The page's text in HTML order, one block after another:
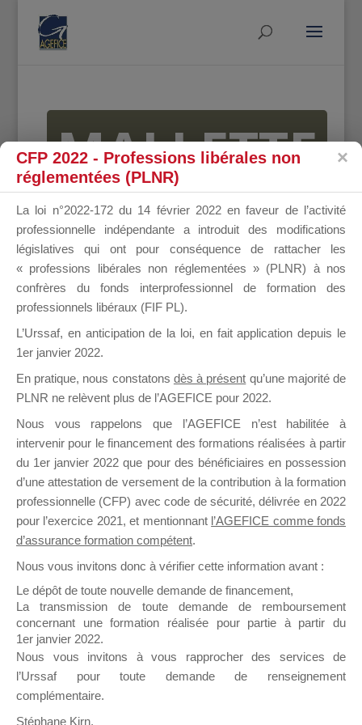
MALLETTE
DU
DIRIGEANT
il y a un mois
Ce groupe est destiné aux Organismes de
Formation qui souhaitent répondre à l’Appel à
Propositions Mallette du Dirigeant.
Ce groupe propose un forum dédié au support
sur lequel il est possible de laisser un message
ou poser une question.
NB : Il est nécessaire d’être
pouvoir rejoindre ce groupe
CFP 2022 - Professions libérales non
réglementées (PLNR)
La loi n°2022-172 du 14 février 2022 en faveur de l’activité
professionnelle indépendante a introduit des modifications
législatives qui ont pour conséquence de rattacher les
« professions libérales non réglementées » (PLNR) à nos
confrères du fonds interprofessionnel de formation des
professionnels libéraux (FIF PL).
L’Urssaf, en anticipation de la loi, en fait application depuis le
1er janvier 2022.
En pratique, nous constatons dès à présent qu’une majorité de
PLNR ne relèvent plus de l’AGEFICE pour 2022.
Nous vous rappelons que l’AGEFICE n’est habilitée à
intervenir pour le financement des formations réalisées à partir
du 1er janvier 2022 que pour des bénéficiaires en possession
d’une attestation de versement de la contribution à la formation
professionnelle (CFP) avec code de sécurité, délivrée en 2022
pour l’exercice 2021, et mentionnant l’AGEFICE comme fonds
d’assurance formation compétent.
Nous vous invitons donc à vérifier cette information avant :
Le dépôt de toute nouvelle demande de financement,
La transmission de toute demande de remboursement
concernant une formation réalisée pour partie à partir du
1er janvier 2022.
Nous vous invitons à vous rapprocher des services de
l’Urssaf pour toute demande de renseignement
complémentaire.
Stéphane Kirn,